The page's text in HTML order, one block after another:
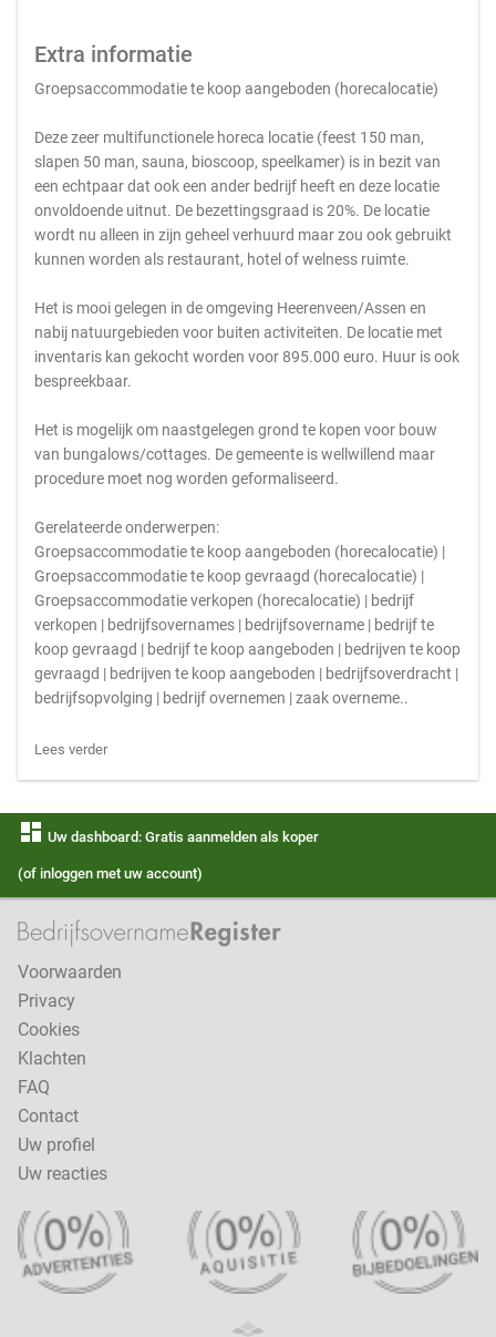
Extra informatie
Groepsaccommodatie te koop aangeboden (horecalocatie)
Deze zeer multifunctionele horeca locatie (feest 150 man,
slapen 50 man, sauna, bioscoop, speelkamer) is in bezit van
een echtpaar dat ook een ander bedrijf heeft en deze locatie
onvoldoende uitnut. De bezettingsgraad is 20%. De locatie
wordt nu alleen in zijn geheel verhuurd maar zou ook gebruikt
kunnen worden als restaurant, hotel of welness ruimte.
Het is mooi gelegen in de omgeving Heerenveen/Assen en
nabij natuurgebieden voor buiten activiteiten. De locatie met
inventaris kan gekocht worden voor 895.000 euro. Huur is ook
bespreekbaar.
Het is mogelijk om naastgelegen grond te kopen voor bouw
van bungalows/cottages. De gemeente is wellwillend maar
procedure moet nog worden geformaliseerd.
Gerelateerde onderwerpen:
Groepsaccommodatie te koop aangeboden (horecalocatie) |
Groepsaccommodatie te koop gevraagd (horecalocatie) |
Groepsaccommodatie verkopen (horecalocatie) | bedrijf
verkopen | bedrijfsovernames | bedrijfsovername | bedrijf te
koop gevraagd | bedrijf te koop aangeboden | bedrijven te koop
gevraagd | bedrijven te koop aangeboden | bedrijfsoverdracht |
bedrijfsopvolging | bedrijf overnemen | zaak overneme..
Lees verder
dashboard Uw dashboard: Gratis aanmelden als koper
(of inloggen met uw account)
Voorwaarden
Privacy
Cookies
Klachten
FAQ
Contact
Uw profiel
Uw reacties